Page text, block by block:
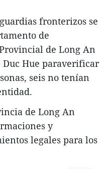
fronterizos se
de
de Long An
Hue paraverificar
seis no tenían
de Long An
y
legales para los